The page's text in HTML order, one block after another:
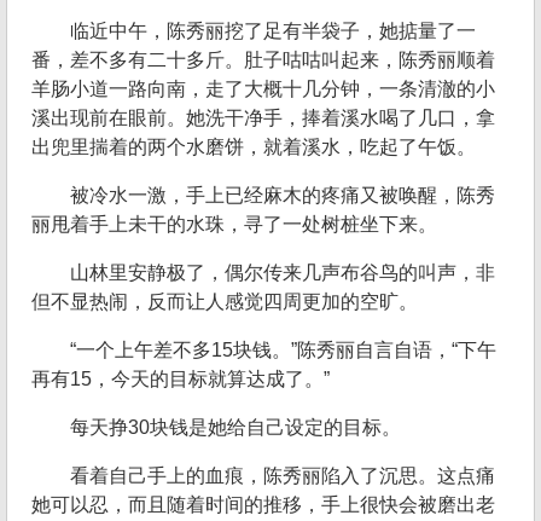
临近中午，陈秀丽挖了足有半袋子，她掂量了一
番，差不多有二十多斤。肚子咕咕叫起来，陈秀丽顺着
羊肠小道一路向南，走了大概十几分钟，一条清澈的小
溪出现前在眼前。她洗干净手，捧着溪水喝了几口，拿
出兜里揣着的两个水磨饼，就着溪水，吃起了午饭。
被冷水一激，手上已经麻木的疼痛又被唤醒，陈秀
丽甩着手上未干的水珠，寻了一处树桩坐下来。
山林里安静极了，偶尔传来几声布谷鸟的叫声，非
但不显热闹，反而让人感觉四周更加的空旷。
“一个上午差不多15块钱。”陈秀丽自言自语，“下午
再有15，今天的目标就算达成了。”
每天挣30块钱是她给自己设定的目标。
看着自己手上的血痕，陈秀丽陷入了沉思。这点痛
她可以忍，而且随着时间的推移，手上很快会被磨出老